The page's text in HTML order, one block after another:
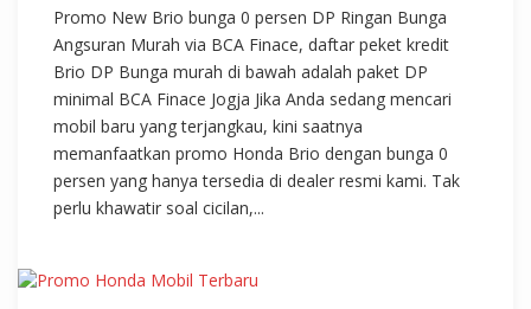
Promo New Brio bunga 0 persen DP Ringan Bunga
Angsuran Murah via BCA Finace, daftar peket kredit
Brio DP Bunga murah di bawah adalah paket DP
minimal BCA Finace Jogja Jika Anda sedang mencari
mobil baru yang terjangkau, kini saatnya
memanfaatkan promo Honda Brio dengan bunga 0
persen yang hanya tersedia di dealer resmi kami. Tak
perlu khawatir soal cicilan,...